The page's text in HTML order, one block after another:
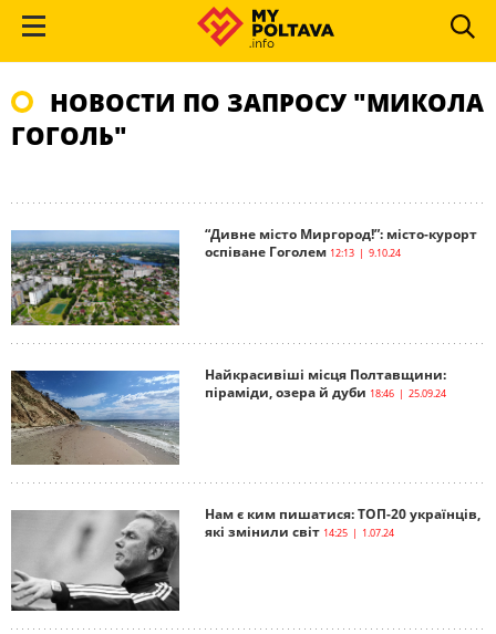
НОВОСТИ ПО ЗАПРОСУ "МИКОЛА
ГОГОЛЬ"
“Дивне місто Миргород!”: місто-курорт
оспіване Гоголем 12:13 | 9.10.24
Найкрасивіші місця Полтавщини:
піраміди, озера й дуби 18:46 | 25.09.24
Нам є ким пишатися: ТОП-20 українців,
які змінили світ 14:25 | 1.07.24